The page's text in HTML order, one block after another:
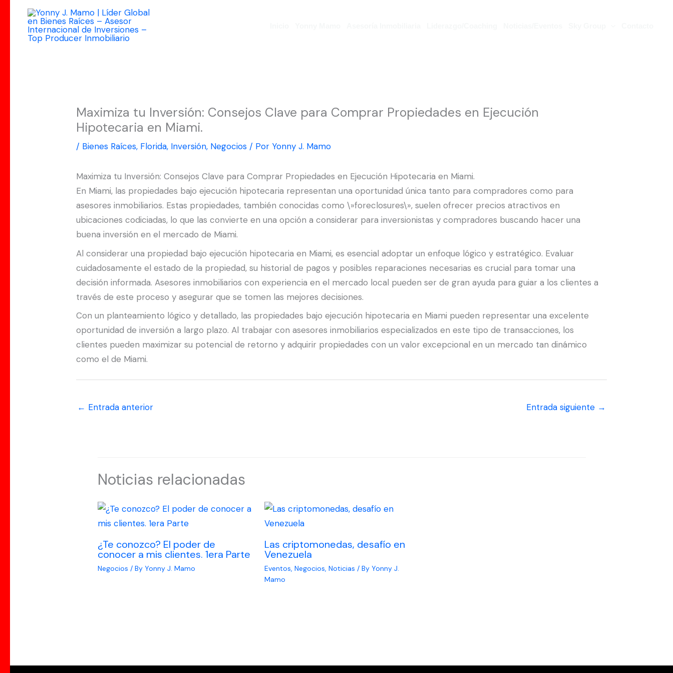
contenido
Maximiza tu Inversión: Consejos Clave para Comprar Propiedades en Ejecución
Hipotecaria en Miami.
/ Bienes Raíces, Florida, Inversión, Negocios / Por Yonny J. Mamo
Maximiza tu Inversión: Consejos Clave para Comprar Propiedades en Ejecución Hipotecaria en Miami.
En Miami, las propiedades bajo ejecución hipotecaria representan una oportunidad única tanto para compradores como para
asesores inmobiliarios. Estas propiedades, también conocidas como \»foreclosures\», suelen ofrecer precios atractivos en
ubicaciones codiciadas, lo que las convierte en una opción a considerar para inversionistas y compradores buscando hacer una
buena inversión en el mercado de Miami.
Al considerar una propiedad bajo ejecución hipotecaria en Miami, es esencial adoptar un enfoque lógico y estratégico. Evaluar
cuidadosamente el estado de la propiedad, su historial de pagos y posibles reparaciones necesarias es crucial para tomar una
decisión informada. Asesores inmobiliarios con experiencia en el mercado local pueden ser de gran ayuda para guiar a los clientes a
través de este proceso y asegurar que se tomen las mejores decisiones.
Con un planteamiento lógico y detallado, las propiedades bajo ejecución hipotecaria en Miami pueden representar una excelente
oportunidad de inversión a largo plazo. Al trabajar con asesores inmobiliarios especializados en este tipo de transacciones, los
clientes pueden maximizar su potencial de retorno y adquirir propiedades con un valor excepcional en un mercado tan dinámico
como el de Miami.
← Entrada anterior Entrada siguiente →
Noticias relacionadas
¿Te conozco? El poder de
conocer a mis clientes. 1era Parte
Negocios / By Yonny J. Mamo
Las criptomonedas, desafío en
Venezuela
Eventos, Negocios, Noticias / By Yonny J.
Mamo